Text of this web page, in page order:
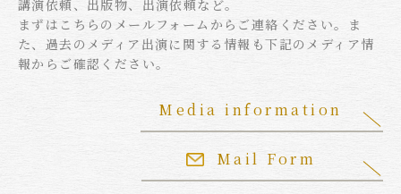
講演依頼、出版物、出演依頼など。
まずはこちらのメールフォームからご連絡ください。ま
た、過去のメディア出演に関する情報も下記のメディア情
報からご確認ください。
Mail Form
Media information